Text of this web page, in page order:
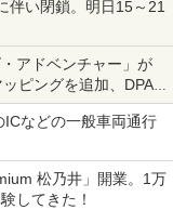
伴い閉鎖。明日15～21
アドベンチャー」が
ピングを追加、DPA
などの一般車両通行
松乃井」開業。1万
してきた！